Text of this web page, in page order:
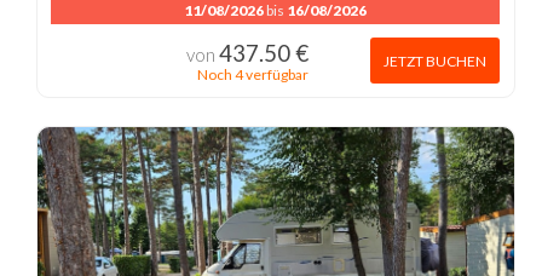
11/08/2026 bis 16/08/2026
von 437.50 €
Noch 4 verfügbar
JETZT BUCHEN